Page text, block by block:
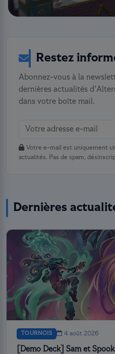
Restez
Abonnez-vous à la
dernières actualités
dans votre boîte mail.
Votre e-mail est uniquement
actualités. Pas de spam,
Dernières
TOURNOIS 4 août 2026
[Demo Deck] Sam et